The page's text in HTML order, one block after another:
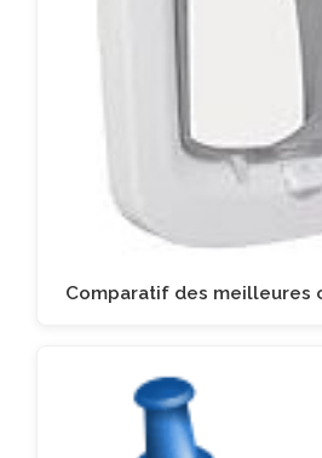
Comparatif des meilleures